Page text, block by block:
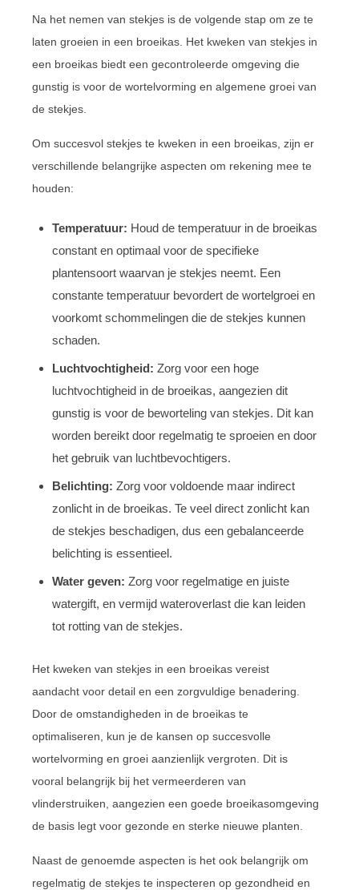
Na het nemen van stekjes is de volgende stap om ze te
laten groeien in een broeikas. Het kweken van stekjes in
een broeikas biedt een gecontroleerde omgeving die
gunstig is voor de wortelvorming en algemene groei van
de stekjes.
Om succesvol stekjes te kweken in een broeikas, zijn er
verschillende belangrijke aspecten om rekening mee te
houden:
Temperatuur: Houd de temperatuur in de broeikas
constant en optimaal voor de specifieke
plantensoort waarvan je stekjes neemt. Een
constante temperatuur bevordert de wortelgroei en
voorkomt schommelingen die de stekjes kunnen
schaden.
Luchtvochtigheid: Zorg voor een hoge
luchtvochtigheid in de broeikas, aangezien dit
gunstig is voor de beworteling van stekjes. Dit kan
worden bereikt door regelmatig te sproeien en door
het gebruik van luchtbevochtigers.
Belichting: Zorg voor voldoende maar indirect
zonlicht in de broeikas. Te veel direct zonlicht kan
de stekjes beschadigen, dus een gebalanceerde
belichting is essentieel.
Water geven: Zorg voor regelmatige en juiste
watergift, en vermijd wateroverlast die kan leiden
tot rotting van de stekjes.
Het kweken van stekjes in een broeikas vereist
aandacht voor detail en een zorgvuldige benadering.
Door de omstandigheden in de broeikas te
optimaliseren, kun je de kansen op succesvolle
wortelvorming en groei aanzienlijk vergroten. Dit is
vooral belangrijk bij het vermeerderen van
vlinderstruiken, aangezien een goede broeikasomgeving
de basis legt voor gezonde en sterke nieuwe planten.
Naast de genoemde aspecten is het ook belangrijk om
regelmatig de stekjes te inspecteren op gezondheid en